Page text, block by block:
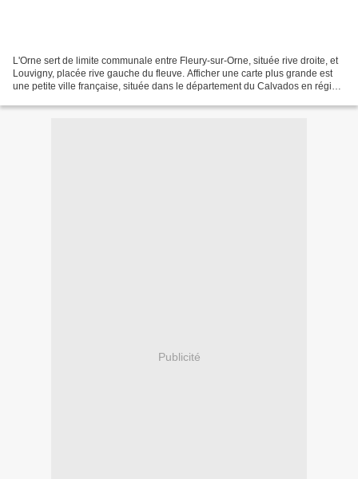
L'Orne sert de limite communale entre Fleury-sur-Orne, située rive droite, et
Louvigny, placée rive gauche du fleuve. Afficher une carte plus grande est
une petite ville française, située dans le département du Calvados en région
Publicité